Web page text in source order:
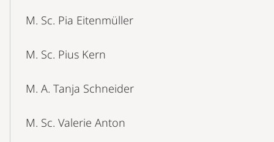
M. Sc. Pia Eitenmüller
M. Sc. Pius Kern
M. A. Tanja Schneider
M. Sc. Valerie Anton